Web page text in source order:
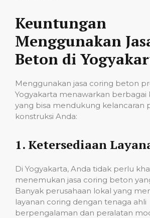
Keuntungan
Menggunakan
Beton di
Menggunakan jasa coring beton
Yogyakarta menawarkan berbagai
yang bisa mendukung kelancaran
konstruksi Anda:
1. Ketersediaan
Di Yogyakarta, Anda tidak perlu
menemukan jasa coring beton
Banyak perusahaan lokal yang
layanan coring dengan tenaga ahli
berpengalaman dan peralatan